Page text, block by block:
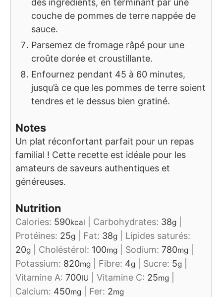
des ingrédients, en terminant par une
couche de pommes de terre nappée de
sauce.
Parsemez de fromage râpé pour une
croûte dorée et croustillante.
Enfournez pendant 45 à 60 minutes,
jusqu’à ce que les pommes de terre soient
tendres et le dessus bien gratiné.
Notes
Un plat réconfortant parfait pour un repas
familial ! Cette recette est idéale pour les
amateurs de saveurs authentiques et
généreuses.
Nutrition
Calories: 590kcal Carbohydrates: 38g
Protéines: 25g Fat: 38g
Lipides saturés:
20g Choléstérol: 100mg Sodium: 780mg
Potassium: 820mg Fibre: 4g Sucre: 5g
Vitamine A: 700IU Vitamine C: 25mg
Calcium: 450mg Fer: 2mg